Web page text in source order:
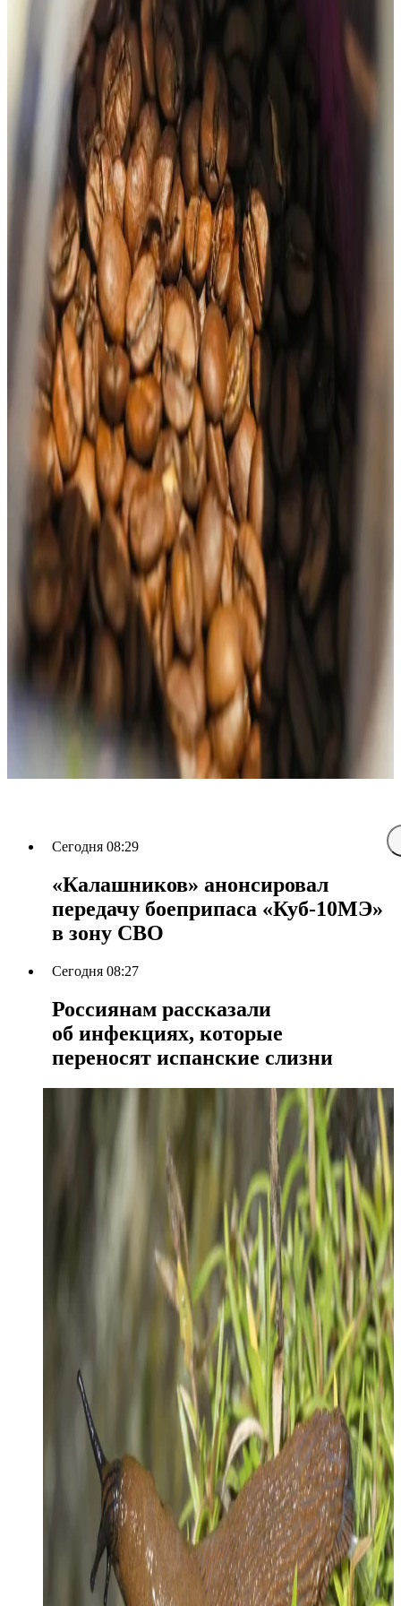
Сегодня 08:29
«Калашников» анонсировал
передачу боеприпаса «Куб-10МЭ»
в зону СВО
Сегодня 08:27
Россиянам рассказали
об инфекциях, которые
переносят испанские слизни